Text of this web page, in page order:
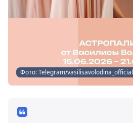
Фото: Telegram/vasilisavolodina_official